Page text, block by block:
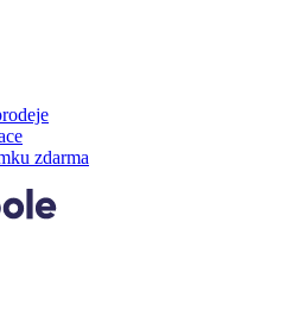
zdarma